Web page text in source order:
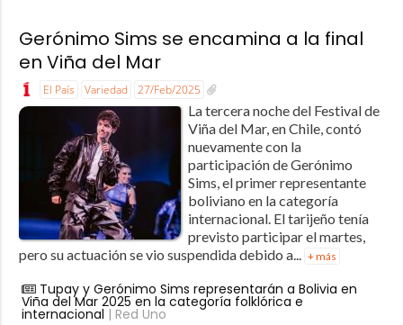
Gerónimo Sims se encamina a la final
en Viña del Mar
El País Variedad 27/Feb/2025
La tercera noche del Festival de
Viña del Mar, en Chile, contó
nuevamente con la
participación de Gerónimo
Sims, el primer representante
boliviano en la categoría
internacional. El tarijeño tenía
previsto participar el martes,
pero su actuación se vio suspendida debido a... + más
Tupay y Gerónimo Sims representarán a Bolivia en
Viña del Mar 2025 en la categoría folklórica e
internacional | Red Uno